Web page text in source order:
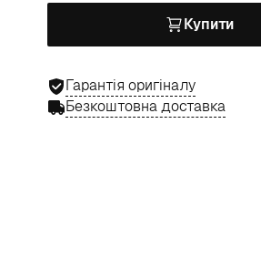
Купити
Гарантія оригіналу
Безкоштовна доставка